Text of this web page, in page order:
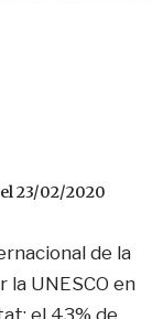
23/02/2020
de la
la UNESCO en
el 43% de